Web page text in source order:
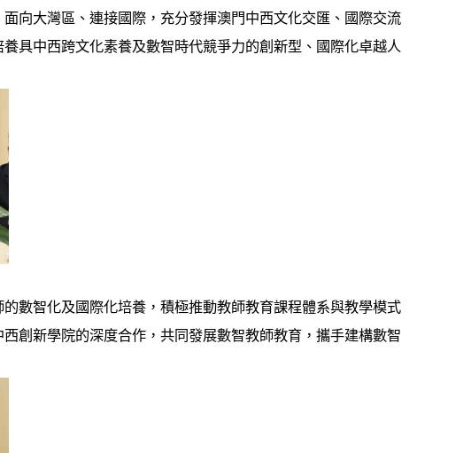
向大灣區、連接國際，充分發揮澳門中西文化交匯、國際交流
具中西跨文化素養及數智時代競爭力的創新型、國際化卓越人
數智化及國際化培養，積極推動教師教育課程體系與教學模式
創新學院的深度合作，共同發展數智教師教育，攜手建構數智